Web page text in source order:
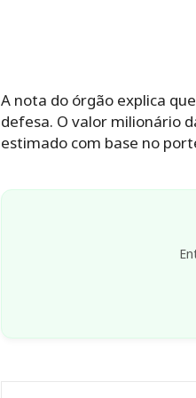
A nota do órgão explica
defesa. O valor milionário
estimado com base no